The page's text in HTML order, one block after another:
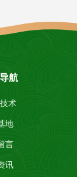
航
术
地
言
讯